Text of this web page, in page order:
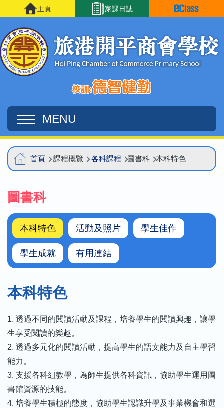
移至主內容 家課日誌
主頁
MENU
Main
navigation
導
航
連
結
首頁 課程概覽 各科課程 圖書科 本科特色
圖書科
本科特色 活動及照片 學生佳作
學生成就 有用連結
本科特色
1. 透過不同的閱讀活動及課程，培養學生的閱讀興趣，讓學
生享受閱讀的樂趣。
2. 透過多元化的閱讀活動，提高學生的語文能力及自主學習
能力。
3. 支援各科組教學，為師生提供各科資訊，協助學生運用圖
書館資源的技能。
4. 培養學生積極的態度，協助學生認識升學及事業機會和選